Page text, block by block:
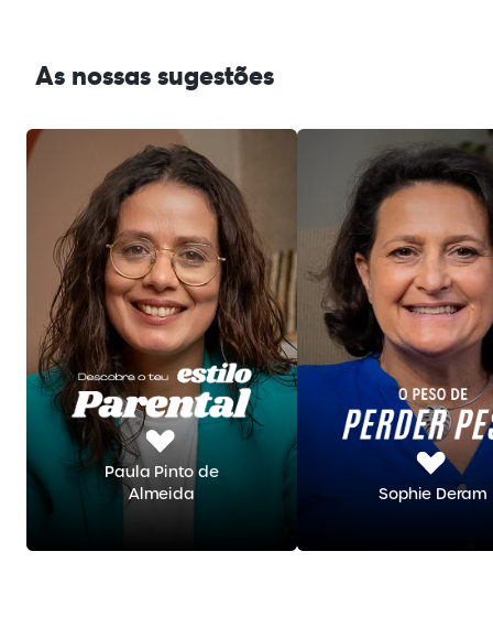
As nossas sugestões
Paula Pinto de
Almeida Sophie Deram